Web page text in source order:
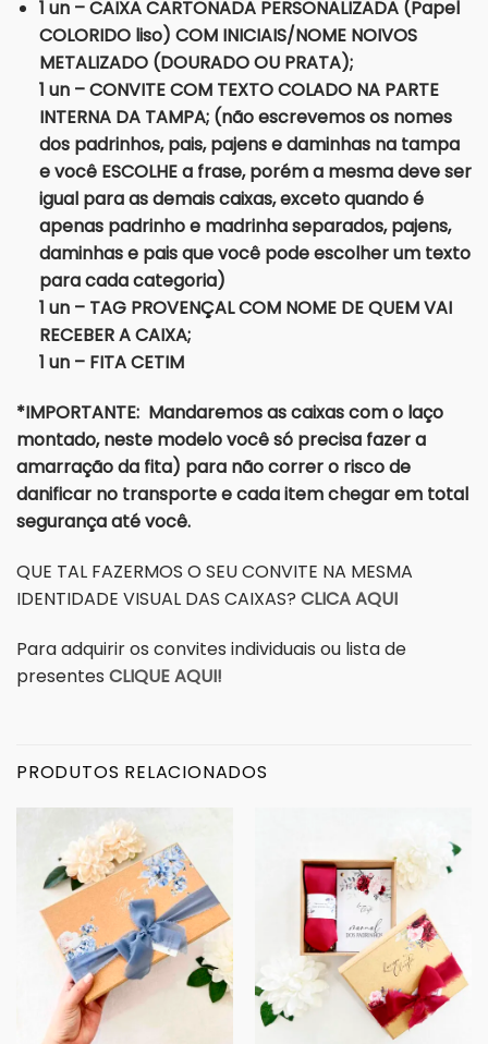
1 un – CAIXA CARTONADA PERSONALIZADA (Papel
COLORIDO liso) COM INICIAIS/NOME NOIVOS
METALIZADO (DOURADO OU PRATA);
1 un – CONVITE COM TEXTO COLADO NA PARTE
INTERNA DA TAMPA; (não escrevemos os nomes
dos padrinhos, pais, pajens e daminhas na tampa
e você ESCOLHE a frase, porém a mesma deve ser
igual para as demais caixas, exceto quando é
apenas padrinho e madrinha separados, pajens,
daminhas e pais que você pode escolher um texto
para cada categoria)
1 un – TAG PROVENÇAL COM NOME DE QUEM VAI
RECEBER A CAIXA;
1 un – FITA CETIM
*IMPORTANTE: Mandaremos as caixas com o laço
montado, neste modelo você só precisa fazer a
amarração da fita) para não correr o risco de
danificar no transporte e cada item chegar em total
segurança até você.
QUE TAL FAZERMOS O SEU CONVITE NA MESMA
IDENTIDADE VISUAL DAS CAIXAS? CLICA AQUI
Para adquirir os convites individuais ou lista de
presentes CLIQUE AQUI!
PRODUTOS RELACIONADOS